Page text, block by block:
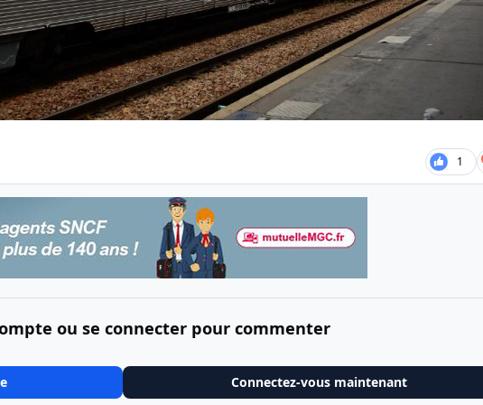
1
ou se connecter pour commenter
Connectez-vous maintenant